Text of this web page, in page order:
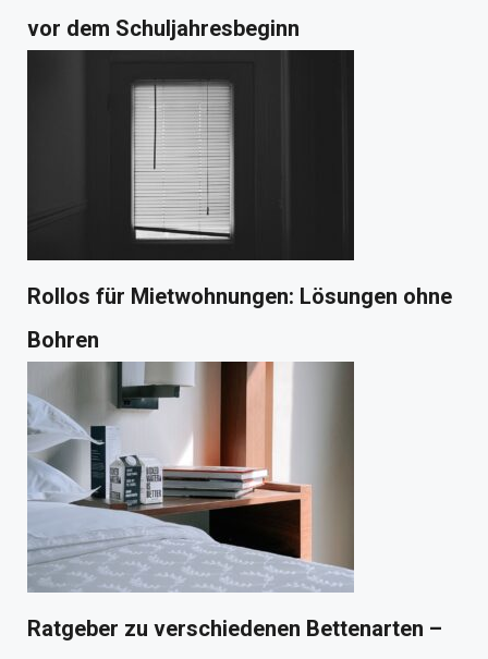
vor dem Schuljahresbeginn
Rollos für Mietwohnungen: Lösungen ohne
Bohren
Ratgeber zu verschiedenen Bettenarten –